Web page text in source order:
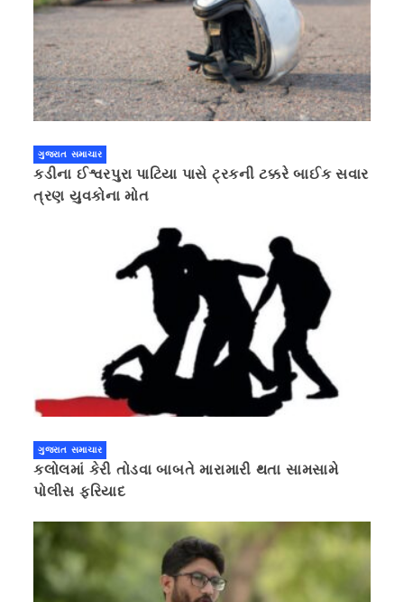
ગુજરાત સમાચાર
કડીના ઈશ્વરપુરા પાટિયા પાસે ટ્રકની ટક્કરે બાઈક સવાર
ત્રણ યુવકોના મોત
ગુજરાત સમાચાર
કલોલમાં કેરી તોડવા બાબતે મારામારી થતા સામસામે
પોલીસ ફરિયાદ